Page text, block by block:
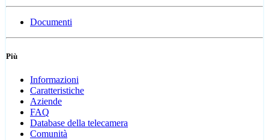
Documenti
Più
Informazioni
Caratteristiche
Aziende
FAQ
Database della telecamera
Comunità